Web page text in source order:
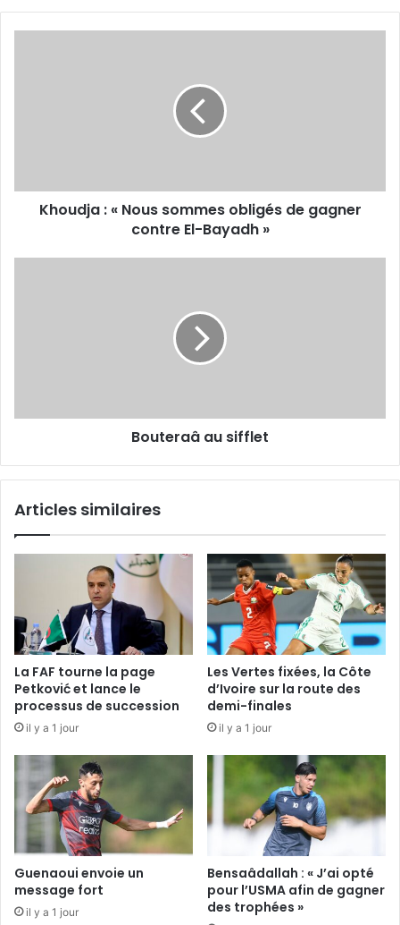
Bayadh »
Khoudja : « Nous sommes obligés de gagner
contre El-Bayadh »
Bouteraâ au sifflet
Articles similaires
La FAF tourne la page
Petković et lance le
processus de succession
il y a 1 jour
Les Vertes fixées, la Côte
d’Ivoire sur la route des
demi-finales
il y a 1 jour
Guenaoui envoie un
message fort
il y a 1 jour
Bensaâdallah : « J’ai opté
pour l’USMA afin de gagner
des trophées »